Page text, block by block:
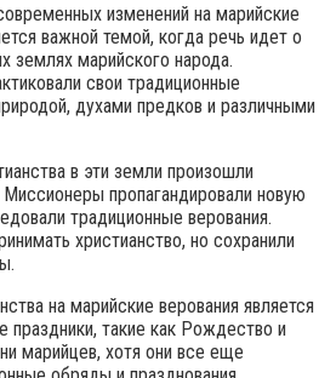
изменений на марийские
важной темой, когда речь идет о
землях марийского народа.
свои традиционные
духами предков и различными
в эти земли произошли
пропагандировали новую
традиционные верования.
христианство, но сохранили
на марийские верования является
праздники, такие как Рождество и
марийцев, хотя они все еще